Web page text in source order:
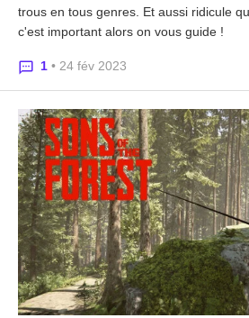
trous en tous genres. Et aussi ridicule
c'est important alors on vous guide !
1 • 24 fév 2023